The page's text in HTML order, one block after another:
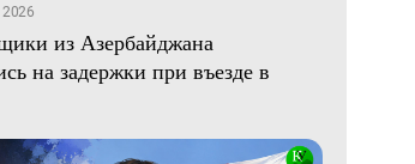
2026
из Азербайджана
на задержки при въезде в